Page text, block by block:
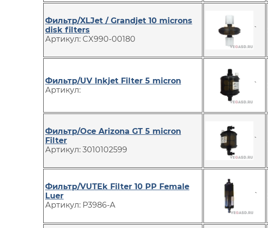
Фильтр/XLJet / Grandjet 10 microns
disk filters
Артикул: CX990-00180
`
Фильтр/UV Inkjet Filter 5 micron
Артикул:
`
Фильтр/Oce Arizona GT 5 micron
Filter
Артикул: 3010102599
`
Фильтр/VUTEk Filter 10 PP Female
Luer
Артикул: P3986-A
`